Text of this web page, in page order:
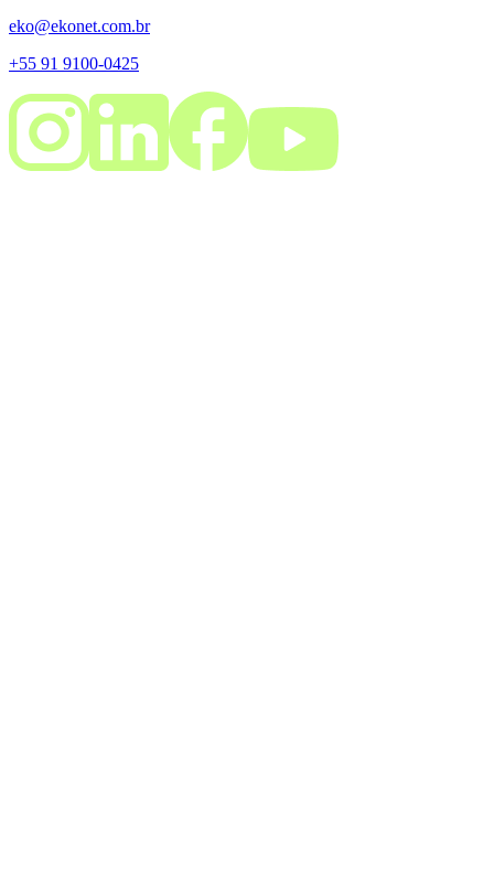
eko@ekonet.com.br
+55 91 9100-0425